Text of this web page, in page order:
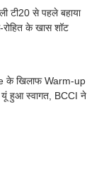
टी20 से पहले बहाया
के खास शॉट
के खिलाफ Warm-up
यूं हुआ स्वागत, BCCI ने